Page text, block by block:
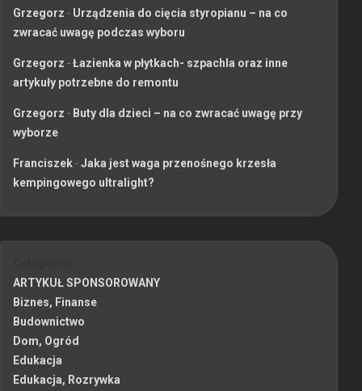
Grzegorz - Urządzenia do cięcia styropianu – na co
zwracać uwagę podczas wyboru
Grzegorz -Łazienka w płytkach- szpachla oraz inne
artykuły potrzebne do remontu
Grzegorz - Buty dla dzieci – na co zwracać uwagę przy
wyborze
Franciszek-Jaka jest waga przenośnego krzesła
kempingowego ultralight?
ARTYKUŁ SPONSOROWANY
Biznes, Finanse
Budownictwo
Dom, Ogród
Edukacja
Edukacja, Rozrywka